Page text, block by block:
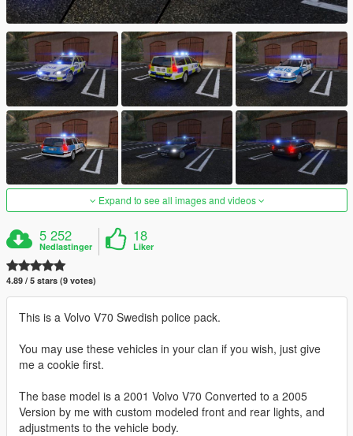
Expand to see all images and videos
5 252
Nedlastinger
18
Liker
4.89 / 5 stars (9 votes)
This is a Volvo V70 Swedish police pack.
You may use these vehicles in your clan if you wish, just give
me a cookie first.
The base model is a 2001 Volvo V70 Converted to a 2005
Version by me with custom modeled front and rear lights, and
adjustments to the vehicle body.